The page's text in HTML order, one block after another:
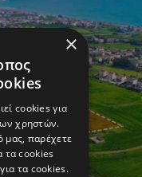
×
cookies για
χρηστών.
μας, παρέχετε
τα cookies
τα cookies.